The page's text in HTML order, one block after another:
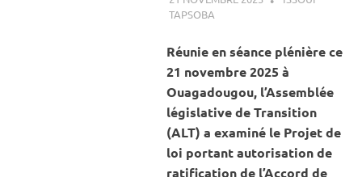
TAPSOBA
Réunie en séance plénière ce
21 novembre 2025 à
Ouagadougou, l’Assemblée
législative de Transition
(ALT) a examiné le Projet de
loi portant autorisation de
ratification de l’Accord de